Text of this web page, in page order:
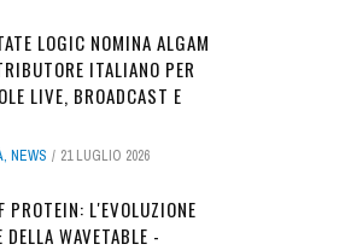
LOGIC NOMINA ALGAM
ITALIANO PER
LIVE, BROADCAST E
, NEWS 21 LUGLIO 2026
PROTEIN: L'EVOLUZIONE
DELLA WAVETABLE -